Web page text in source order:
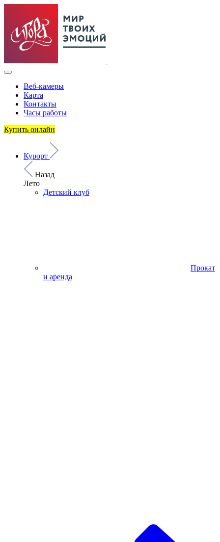
Веб-камеры
Карта
Контакты
Часы работы
Купить онлайн
Курорт
Назад
Лето
Детский клуб
Прокат
и аренда